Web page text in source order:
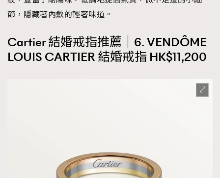
AFrenchMind
DressLikeAParisienne
EmpowerF
FashionWeek FigaroAesthetic
節，隱藏著內斂的輕奢味道。
Cartier 結婚戒指推薦｜6. VENDÔME
LOUIS CARTIER 結婚戒指 HK$11,200